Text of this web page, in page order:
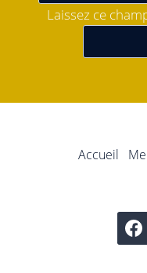
Laissez ce
Accueil